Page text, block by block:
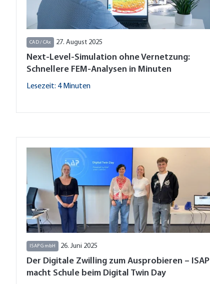
CAD / CAx 27. August 2025
Next-Level-Simulation ohne Vernetzung:
Schnellere FEM-Analysen in Minuten
Lesezeit: 4 Minuten
ISAP GmbH 26. Juni 2025
Der Digitale Zwilling zum Ausprobieren – ISAP
macht Schule beim Digital Twin Day